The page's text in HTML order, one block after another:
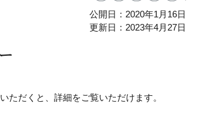
公開日：2020年1月16日
更新日：2023年4月27日
だくと、詳細をご覧いただけます。